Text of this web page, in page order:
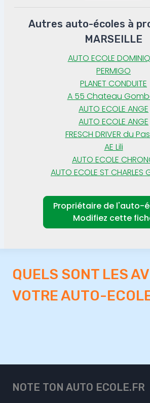
Autres auto-écoles à
MARSEILLE
AUTO ECOLE
PERMIGO
PLANET CONDUITE
A 55 Chateau
AUTO ECOLE ANGE
AUTO ECOLE ANGE
FRESCH DRIVER du
AE Lili
AUTO ECOLE
AUTO ECOLE ST CHARLES
Propriétaire de l'auto-
Modifiez cette
QUELS SONT LES
VOTRE AUTO-
NOTE TON AUTO ECOLE.FR